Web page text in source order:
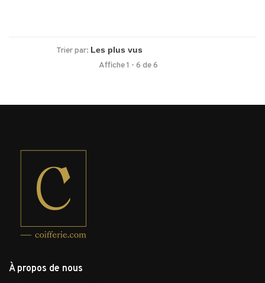
Trier par:
Affiche 1 - 6 de 6
À propos de nous